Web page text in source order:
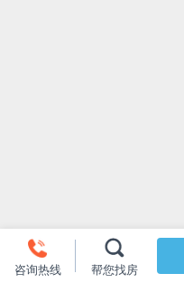
咨询热线 帮您找房